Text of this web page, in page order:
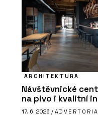
ARCHITEKTURA
Návštěvnické
na pivo i kvalitní
17. 6. 2026 /